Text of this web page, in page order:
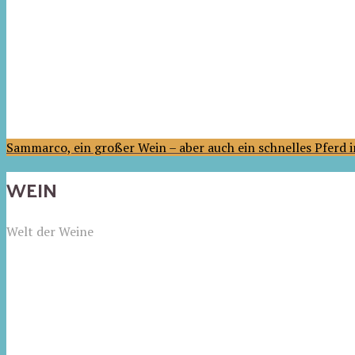
Sammarco, ein großer Wein – aber auch ein schnelles Pferd
WEIN
Welt der Weine